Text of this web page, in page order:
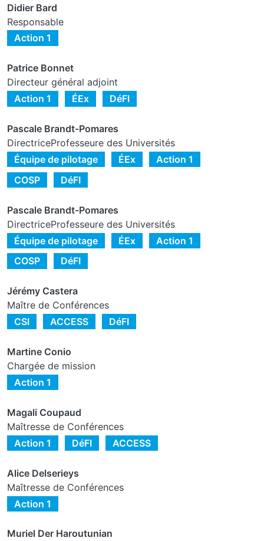
Didier Bard
Responsable
Action 1
Patrice Bonnet
Directeur général adjoint
Action 1
ÉEx DéFI
Pascale Brandt-Pomares
DirectriceProfesseure des Universités
Équipe de pilotage
ÉEx
Action 1
COSP
DéFI
Pascale Brandt-Pomares
DirectriceProfesseure des Universités
Équipe de pilotage
ÉEx
Action 1
COSP
DéFI
Jérémy Castera
Maître de Conférences
CSI
ACCESS DéFI
Martine Conio
Chargée de mission
Action 1
Magali Coupaud
Maîtresse de Conférences
Action 1
DéFI ACCESS
Alice Delserieys
Maîtresse de Conférences
Action 1
Muriel Der Haroutunian